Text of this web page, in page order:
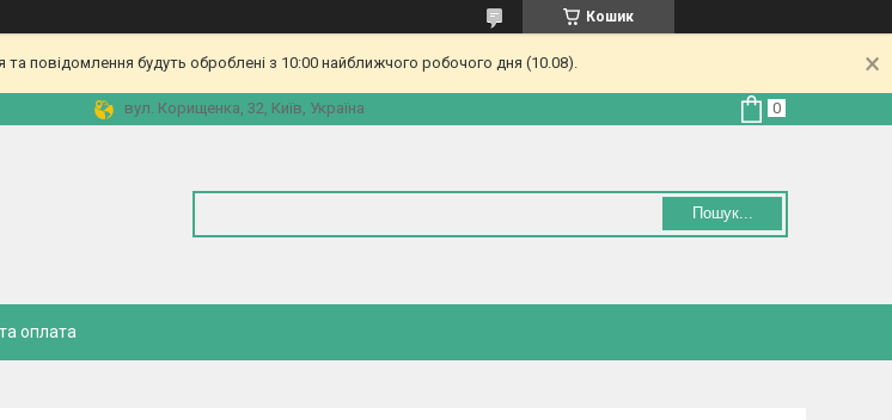
Кошик
та повідомлення будуть оброблені з 10:00 найближчого робочого дня (10.08).
вул. Корищенка, 32, Київ, Україна
Пошук...
оплата